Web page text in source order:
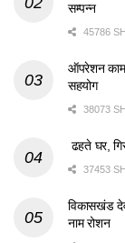
सम्पन्न
45786
ऑपरेशन
सहयोग
38073
ढहते घर,
37453
विकासखंड
नाम रोशन